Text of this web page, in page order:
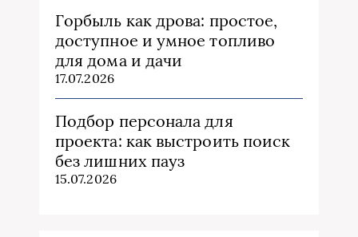
Горбыль как дрова: простое,
доступное и умное топливо
для дома и дачи
17.07.2026
Подбор персонала для
проекта: как выстроить поиск
без лишних пауз
15.07.2026